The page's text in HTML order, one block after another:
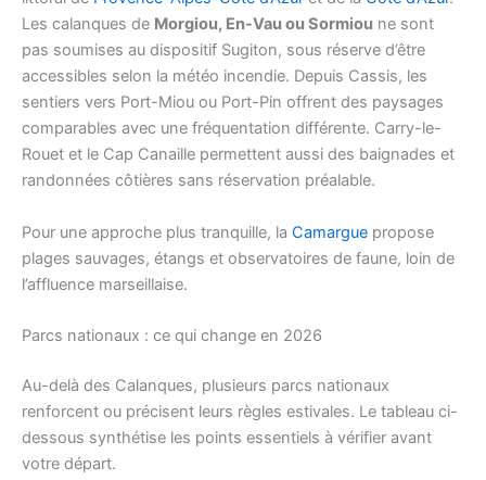
Les calanques de Morgiou, En-Vau ou Sormiou ne sont
pas soumises au dispositif Sugiton, sous réserve d’être
accessibles selon la météo incendie. Depuis Cassis, les
sentiers vers Port-Miou ou Port-Pin offrent des paysages
comparables avec une fréquentation différente. Carry-le-
Rouet et le Cap Canaille permettent aussi des baignades et
randonnées côtières sans réservation préalable.
Pour une approche plus tranquille, la Camargue propose
plages sauvages, étangs et observatoires de faune, loin de
l’affluence marseillaise.
Parcs nationaux : ce qui change en 2026
Au-delà des Calanques, plusieurs parcs nationaux
renforcent ou précisent leurs règles estivales. Le tableau ci-
dessous synthétise les points essentiels à vérifier avant
votre départ.